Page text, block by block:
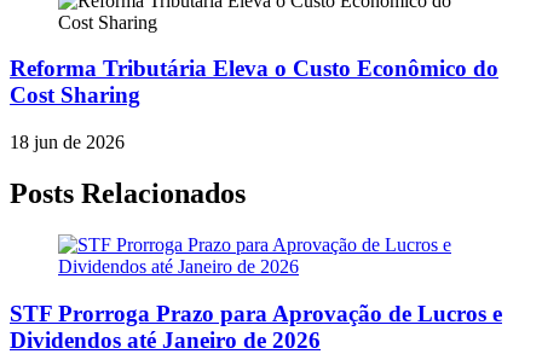
Reforma Tributária Eleva o Custo Econômico do
Cost Sharing
18 jun de 2026
Posts Relacionados
STF Prorroga Prazo para Aprovação de Lucros e
Dividendos até Janeiro de 2026